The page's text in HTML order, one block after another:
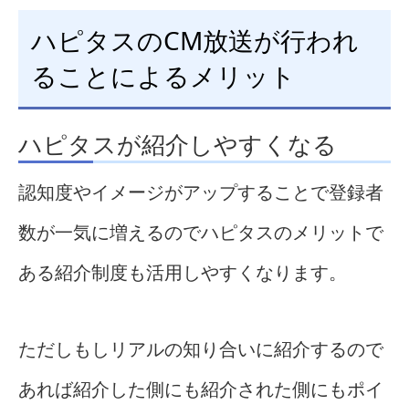
ハピタスのCM放送が行われ
ることによるメリット
ハピタスが紹介しやすくなる
認知度やイメージがアップすることで登録者
数が一気に増えるのでハピタスのメリットで
ある紹介制度も活用しやすくなります。
ただしもしリアルの知り合いに紹介するので
あれば紹介した側にも紹介された側にもポイ